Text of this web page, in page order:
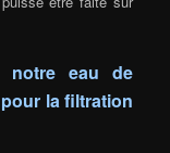
notre eau de
la filtration